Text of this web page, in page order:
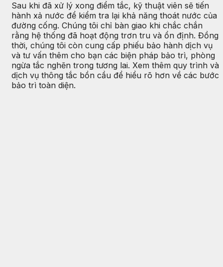
Sau khi đã xử lý xong điểm tắc, kỹ thuật viên sẽ tiến
hành xả nước để kiểm tra lại khả năng thoát nước của
đường cống. Chúng tôi chỉ bàn giao khi chắc chắn
rằng hệ thống đã hoạt động trơn tru và ổn định. Đồng
thời, chúng tôi còn cung cấp phiếu bảo hành dịch vụ
và tư vấn thêm cho bạn các biện pháp bảo trì, phòng
ngừa tắc nghẽn trong tương lai. Xem thêm quy trình và
dịch vụ thông tắc bồn cầu để hiểu rõ hơn về các bước
bảo trì toàn diện.